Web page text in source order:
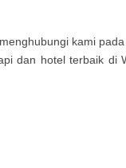
kami
dan hotel terbaik di